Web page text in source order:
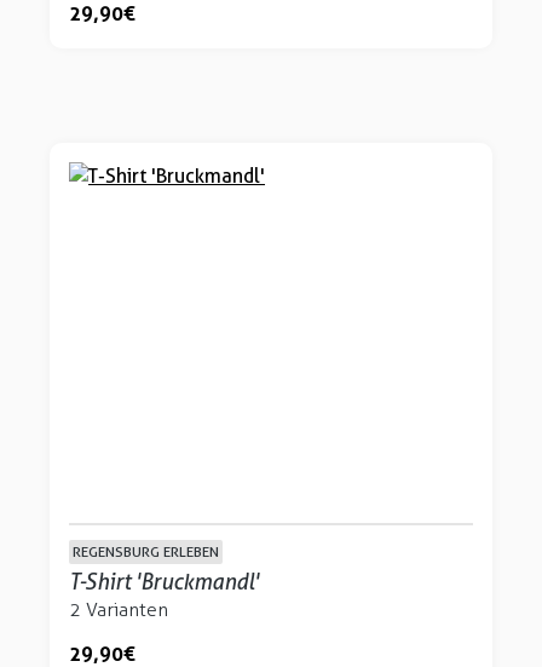
29,90 €
REGENSBURG ERLEBEN
T-Shirt 'Bruckmandl'
2 Varianten
29,90 €